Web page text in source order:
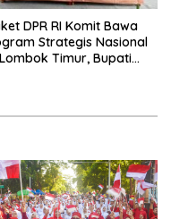
DPR RI Komit Bawa
Strategis Nasional
Timur, Bupati